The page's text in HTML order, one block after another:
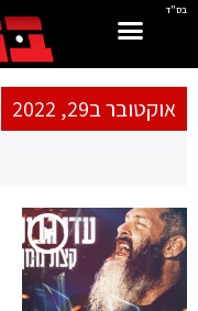
בס"ד
אוקטובר ב29, 2022